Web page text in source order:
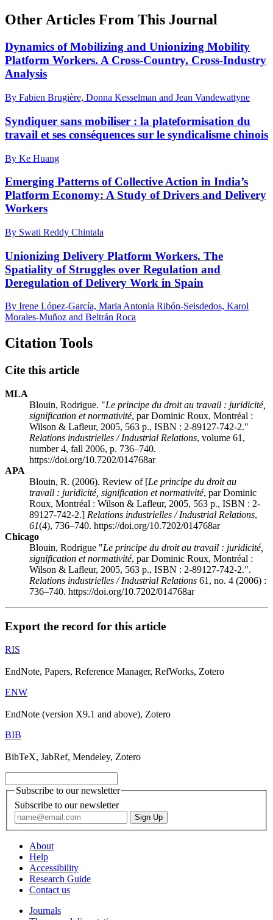
Other Articles From This Journal
Dynamics of Mobilizing and Unionizing Mobility
Platform Workers. A Cross-Country, Cross-Industry
Analysis
By Fabien Brugière, Donna Kesselman and Jean Vandewattyne
Syndiquer sans mobiliser : la plateformisation du
travail et ses conséquences sur le syndicalisme chinois
By Ke Huang
Emerging Patterns of Collective Action in India’s
Platform Economy: A Study of Drivers and Delivery
Workers
By Swati Reddy Chintala
Unionizing Delivery Platform Workers. The
Spatiality of Struggles over Regulation and
Deregulation of Delivery Work in Spain
By Irene López-García, Maria Antonia Ribón-Seisdedos, Karol
Morales-Muñoz and Beltrán Roca
Citation Tools
Cite this article
MLA
Blouin, Rodrigue. "Le principe du droit au travail : juridicité,
signification et normativité, par Dominic Roux, Montréal :
Wilson & Lafleur, 2005, 563 p., ISBN : 2-89127-742-2."
Relations industrielles / Industrial Relations, volume 61,
number 4, fall 2006, p. 736–740.
https://doi.org/10.7202/014768ar
APA
Blouin, R. (2006). Review of [Le principe du droit au
travail : juridicité, signification et normativité, par Dominic
Roux, Montréal : Wilson & Lafleur, 2005, 563 p., ISBN : 2-
89127-742-2.] Relations industrielles / Industrial Relations,
61(4), 736–740. https://doi.org/10.7202/014768ar
Chicago
Blouin, Rodrigue "Le principe du droit au travail : juridicité,
signification et normativité, par Dominic Roux, Montréal :
Wilson & Lafleur, 2005, 563 p., ISBN : 2-89127-742-2.".
Relations industrielles / Industrial Relations 61, no. 4 (2006) :
736–740. https://doi.org/10.7202/014768ar
Export the record for this article
RIS
EndNote, Papers, Reference Manager, RefWorks, Zotero
ENW
EndNote (version X9.1 and above), Zotero
BIB
BibTeX, JabRef, Mendeley, Zotero
Subscribe to our newsletter
Subscribe to our newsletter
About
Help
Accessibility
Research Guide
Contact us
Journals